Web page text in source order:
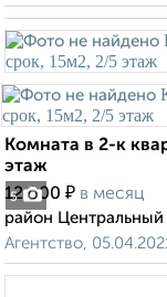
5
Комната в 2-к
этаж
12 000 ₽ в месяц
район
Агентство,